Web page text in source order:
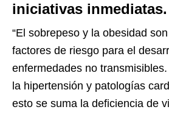
iniciativas inmediatas.
“El sobrepeso y la obesidad
factores de riesgo para el
enfermedades no
la hipertensión y patologías
esto se suma la deficiencia de